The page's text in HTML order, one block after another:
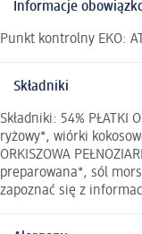
Informacje
Punkt kontrolny EKO:
Składniki
Składniki: 54% PŁATKI
ryżowy*, wiórki
ORKISZOWA
preparowana*, sól
zapoznać się z